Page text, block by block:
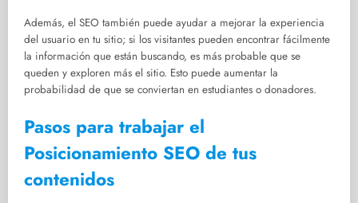
Además, el SEO también puede ayudar a mejorar la experiencia
del usuario en tu sitio; si los visitantes pueden encontrar fácilmente
la información que están buscando, es más probable que se
queden y exploren más el sitio. Esto puede aumentar la
probabilidad de que se conviertan en estudiantes o donadores.
Pasos para trabajar el
Posicionamiento SEO de tus
contenidos